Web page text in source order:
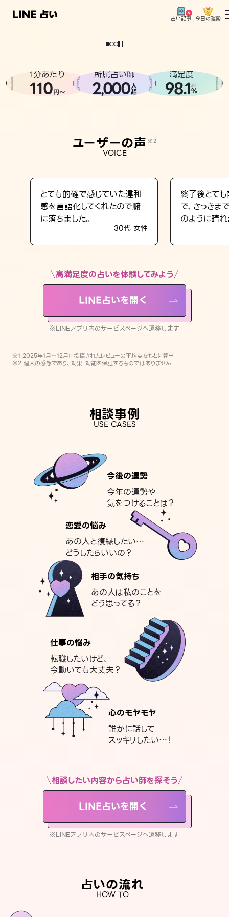
占い記事 今日の運勢
相談事例
LINE占いを開く
※LINEアプリ内のサービスページへ遷移します
どうせなら
。
1分あたり
110円〜
所属占い師
2,000人
超
満足度
98.1※1
%
ユーザーの声 ※2
VOICE
とても的確で感じていた違和
感を言語化してくれたので腑
に落ちました。
30代 女性
終了後とて
で、さっき
のように晴れ
高満足度の占いを体験してみよう
LINE占いを開く
※LINEアプリ内のサービスページへ遷移します
※1 2025年1月〜12月に投稿されたレビューの平均点をもとに算出
※2 個人の感想であり、効果・効能を保証するものではありません
相談事例
USE CASES
今後の運勢
今年の運勢や
気をつけることは？
恋愛の悩み
あの人と復縁したい…
どうしたらいいの？
相手の気持ち
あの人は私のことを
どう思ってる？
仕事の悩み
転職したいけど、
今動いても大丈夫？
心のモヤモヤ
誰かに話して
スッキリしたい…！
相談したい内容から占い師を探そう
LINE占いを開く
※LINEアプリ内のサービスページへ遷移します
占いの流れ
HOW TO